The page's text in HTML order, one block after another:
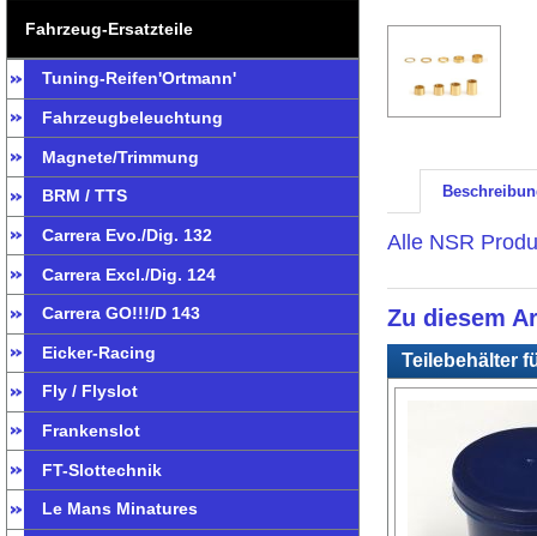
Fahrzeug-Ersatzteile
Tuning-Reifen'Ortmann'
Fahrzeugbeleuchtung
Magnete/Trimmung
BRM / TTS
Carrera Evo./Dig. 132
Carrera Excl./Dig. 124
Carrera GO!!!/D 143
Eicker-Racing
Fly / Flyslot
Frankenslot
FT-Slottechnik
Le Mans Minatures
Alle NSR
Zu diesem
Teilebehälter